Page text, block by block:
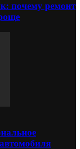
почему ремонт